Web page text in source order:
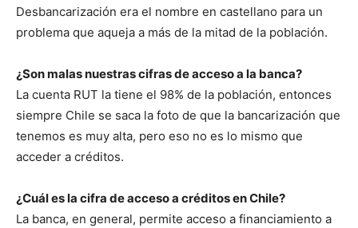
Desbancarización era el nombre en castellano para un
problema que aqueja a más de la mitad de la población.
¿Son malas nuestras cifras de acceso a la banca?
La cuenta RUT la tiene el 98% de la población, entonces
siempre Chile se saca la foto de que la bancarización que
tenemos es muy alta, pero eso no es lo mismo que
acceder a créditos.
¿Cuál es la cifra de acceso a créditos en Chile?
La banca, en general, permite acceso a financiamiento a